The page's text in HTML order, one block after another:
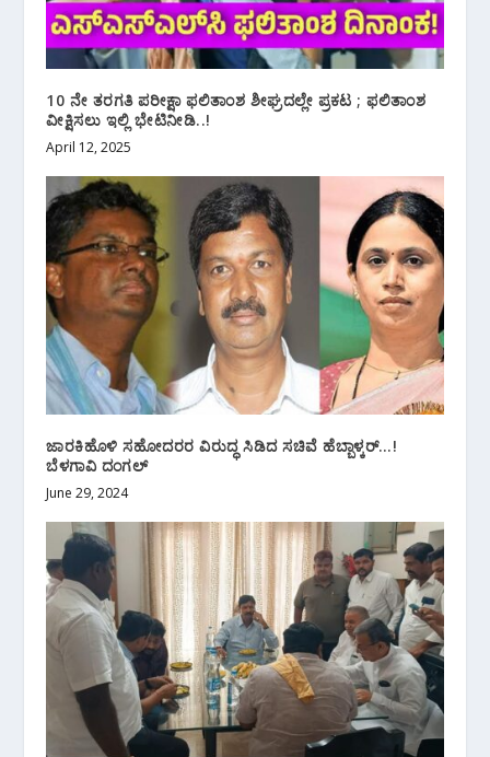
10 ನೇ ತರಗತಿ ಪರೀಕ್ಷಾ ಫಲಿತಾಂಶ ಶೀಘ್ರದಲ್ಲೇ ಪ್ರಕಟ ; ಫಲಿತಾಂಶ
ವೀಕ್ಷಿಸಲು ಇಲ್ಲಿ ಭೇಟಿನೀಡಿ..!
April 12, 2025
ಜಾರಕಿಹೊಳಿ ಸಹೋದರರ ವಿರುದ್ಧ ಸಿಡಿದ ಸಚಿವೆ ಹೆಬ್ಬಾಳ್ಕರ್…!
ಬೆಳಗಾವಿ ದಂಗಲ್
June 29, 2024